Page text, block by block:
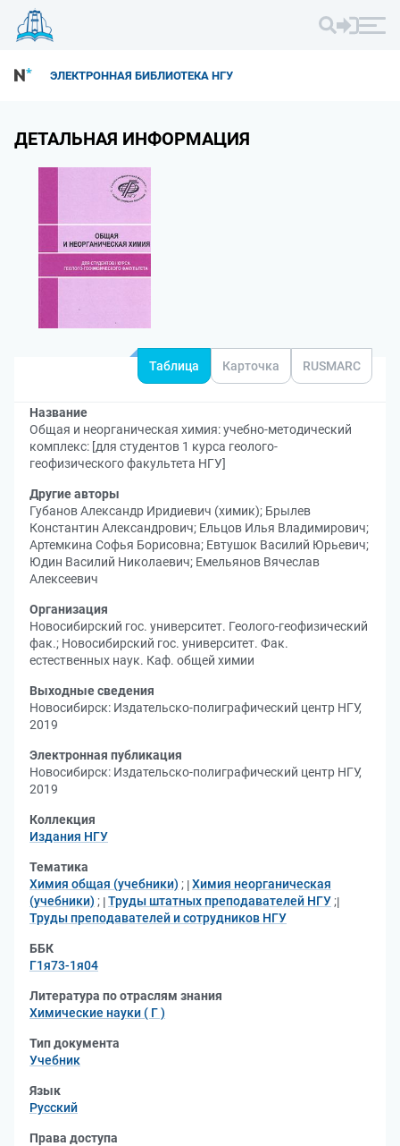
ЭЛЕКТРОННАЯ БИБЛИОТЕКА НГУ
ДЕТАЛЬНАЯ ИНФОРМАЦИЯ
Таблица Карточка RUSMARC
Название
Общая и неорганическая химия: учебно-методический
комплекс: [для студентов 1 курса геолого-
геофизического факультета НГУ]
Другие авторы
Губанов Александр Иридиевич (химик); Брылев
Константин Александрович; Ельцов Илья Владимирович;
Артемкина Софья Борисовна; Евтушок Василий Юрьевич;
Юдин Василий Николаевич; Емельянов Вячеслав
Алексеевич
Организация
Новосибирский гос. университет. Геолого-геофизический
фак.; Новосибирский гос. университет. Фак.
естественных наук. Каф. общей химии
Выходные сведения
Новосибирск: Издательско-полиграфический центр НГУ,
2019
Электронная публикация
Новосибирск: Издательско-полиграфический центр НГУ,
2019
Коллекция
Издания НГУ
Тематика
Химия общая (учебники) ; Химия неорганическая
(учебники) ; Труды штатных преподавателей НГУ ;
Труды преподавателей и сотрудников НГУ
ББК
Г1я73-1я04
Литература по отраслям знания
Химические науки ( Г )
Тип документа
Учебник
Язык
Русский
Права доступа